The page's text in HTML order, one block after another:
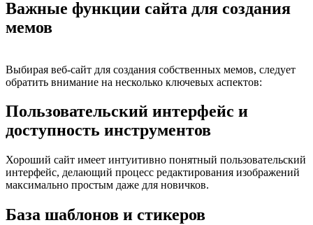
Важные функции сайта для создания
мемов
Выбирая веб-сайт для создания собственных мемов, следует
обратить внимание на несколько ключевых аспектов:
Пользовательский интерфейс и
доступность инструментов
Хороший сайт имеет интуитивно понятный пользовательский
интерфейс, делающий процесс редактирования изображений
максимально простым даже для новичков.
База шаблонов и стикеров